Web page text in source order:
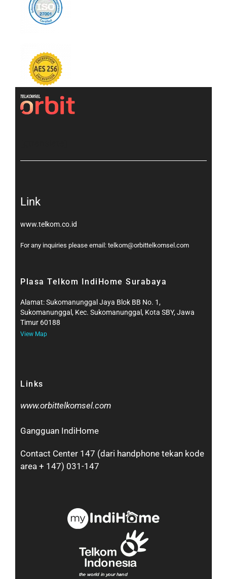
Link
www.telkom.co.id
For any inquiries please email: telkom@orbittelkomsel.com
Plasa Telkom IndiHome Surabaya
Alamat: Sukomanunggal Jaya Blok BB No. 1,
Sukomanunggal, Kec. Sukomanunggal, Kota SBY, Jawa
Timur 60188
View Map
Links
www.orbittelkomsel.com
Gangguan IndiHome
Contact Center 147 (dari handphone tekan kode
area + 147) 031-147